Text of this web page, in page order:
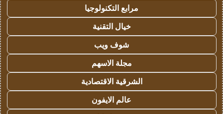
مرابع التكنولوجيا
خيال التقنية
شوف ويب
مجلة الاسهم
الشرقية الاقتصادية
عالم الايفون